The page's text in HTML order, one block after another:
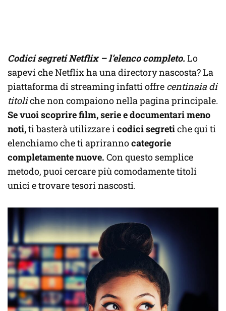
Codici segreti Netflix – l’elenco completo. Lo
sapevi che Netflix ha una directory nascosta? La
piattaforma di streaming infatti offre centinaia di
titoliche non compaiono nella pagina principale.
Se vuoi scoprire film, serie e documentari meno
noti,ti basterà utilizzare i codici segretiche qui ti
elenchiamo che ti aprirannocategorie
completamente nuove. Con questo semplice
metodo, puoi cercare più comodamente titoli
unici e trovare tesori nascosti.